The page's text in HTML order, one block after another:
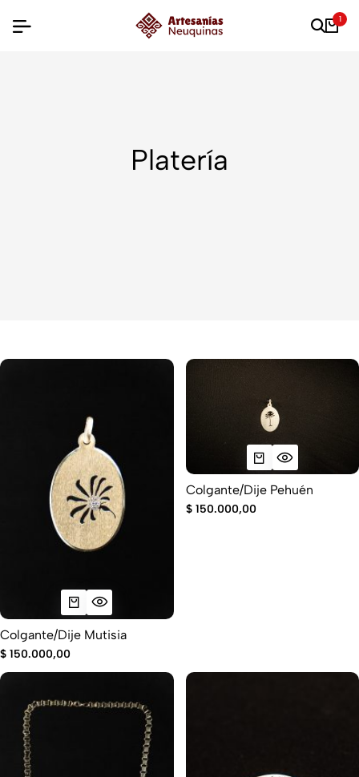
1
Platería
Colgante/Dije Mutisia
$ 150.000,00
Colgante/Dije Pehuén
$150.000,00